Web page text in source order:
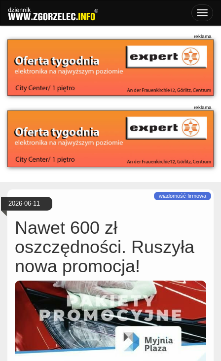
2026-06-11
Nawet 600 zł
oszczędności. Ruszyła
nowa promocja!